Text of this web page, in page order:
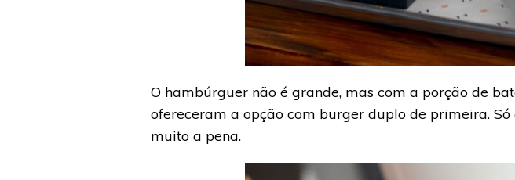
O hambúrguer não é grande, mas com a porção de
ofereceram a opção com burger duplo de primeira.
muito a pena.